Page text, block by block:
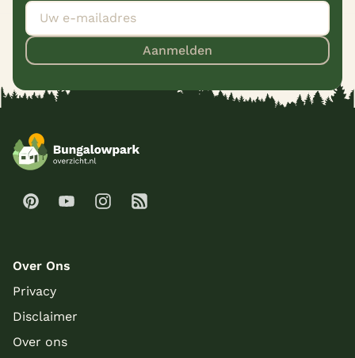
Aanmelden
Over Ons
Privacy
Disclaimer
Over ons